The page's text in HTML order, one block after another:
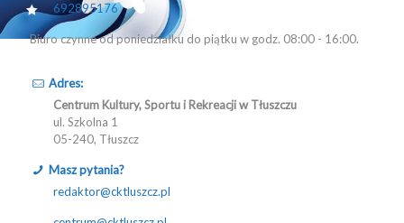
692895176
Biuro czynne od poniedziałku do piątku w godz. 08:00 - 16:00.
Adres:
Centrum Kultury, Sportu i Rekreacji w Tłuszczu
ul. Szkolna 1
05-240, Tłuszcz
Masz pytania?
redaktor@cktluszcz.pl